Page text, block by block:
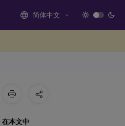
简体中文
在本文中